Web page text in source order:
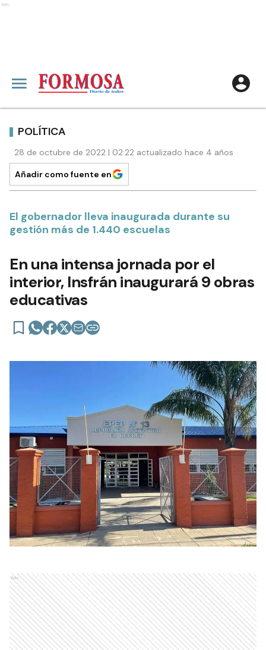
Ads
POLÍTICA
28 de octubre de 2022 | 02:22 actualizado hace 4 años
Añadir como fuente en
El gobernador lleva inaugurada durante su
gestión más de 1.440 escuelas
En una intensa jornada por el
interior, Insfrán inaugurará 9 obras
educativas
Ads